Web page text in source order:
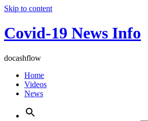
Skip to content
Covid-19 News Info
docashflow
Home
Videos
News